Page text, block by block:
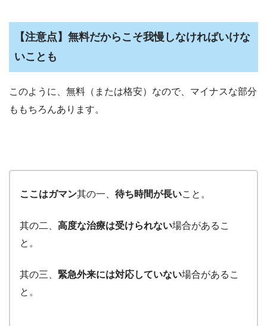
【注意点】無料だからこそ我慢しなければいけな
いことも
このように、無料（または格安）なので、マイナスな部分
ももちろんあります。
ここはガマン其の一、 待ち時間が長いこと。
其の二、 高度な治療は受けられない場合があるこ
と。
其の三、 緊急外来には対応していない場合があるこ
と。